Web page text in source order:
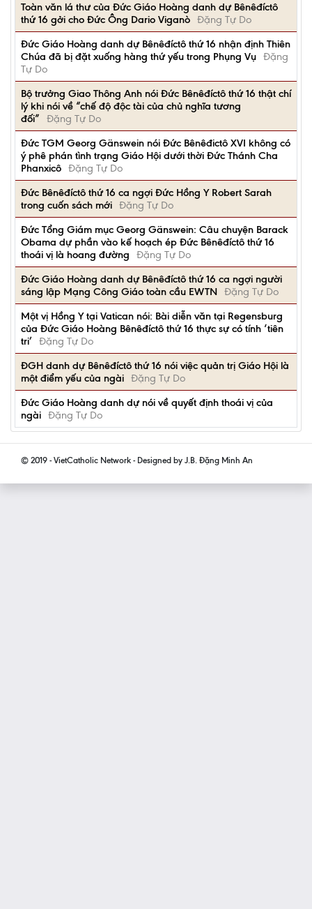
Toàn văn lá thư của Đức Giáo Hoàng danh dự Bênêđíctô
thứ 16 gởi cho Đức Ông Dario Viganò Đặng Tự Do
Đức Giáo Hoàng danh dự Bênêđíctô thứ 16 nhận định Thiên
Chúa đã bị đặt xuống hàng thứ yếu trong Phụng Vụ Đặng
Tự Do
Bộ trưởng Giao Thông Anh nói Đức Bênêđíctô thứ 16 thật chí
lý khi nói về “chế độ độc tài của chủ nghĩa tương
đối”
Đặng Tự Do
Ðức TGM Georg Gänswein nói Đức Bênêđictô XVI không có
ý phê phán tình trạng Giáo Hội dưới thời Đức Thánh Cha
Phanxicô Đặng Tự Do
Đức Bênêđíctô thứ 16 ca ngợi Đức Hồng Y Robert Sarah
trong cuốn sách mới Đặng Tự Do
Đức Tổng Giám mục Georg Gänswein: Câu chuyện Barack
Obama dự phần vào kế hoạch ép Đức Bênêđíctô thứ 16
thoái vị là hoang đường
Đặng Tự Do
Đức Giáo Hoàng danh dự Bênêđíctô thứ 16 ca ngợi người
sáng lập Mạng Công Giáo toàn cầu EWTN Đặng Tự Do
Một vị Hồng Y tại Vatican nói: Bài diễn văn tại Regensburg
của Đức Giáo Hoàng Bênêđíctô thứ 16 thực sự có tính ‘tiên
tri’ Đặng Tự Do
ĐGH danh dự Bênêđíctô thứ 16 nói việc quản trị Giáo Hội là
một điểm yếu của ngài Đặng Tự Do
Đức Giáo Hoàng danh dự nói về quyết định thoái vị của
ngài Đặng Tự Do
© 2019 - VietCatholic Network - Designed by J.B. Đặng Minh An